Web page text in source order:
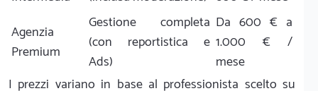
Agenzia
Premium
Gestione completa
(con reportistica e
Ads)
Da 600 € a
1.000 € /
mese
I prezzi variano in base al professionista scelto su